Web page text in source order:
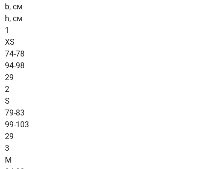
b, см
h, см
1
XS
74-78
94-98
29
2
S
79-83
99-103
29
3
M